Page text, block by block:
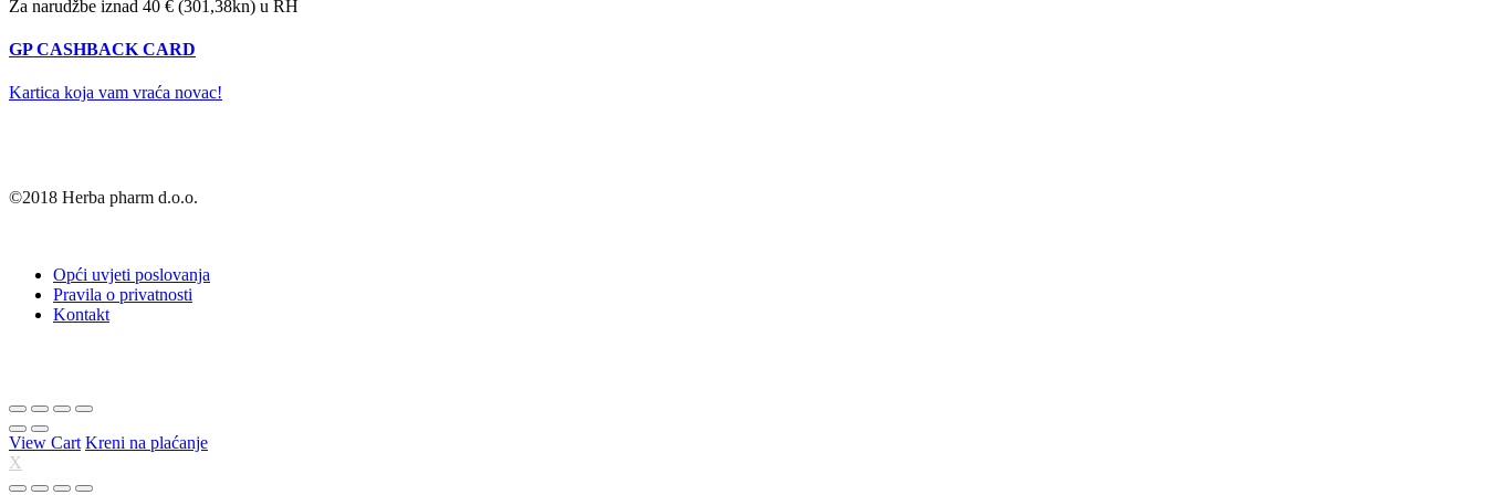
Za narudžbe iznad 40 € (301,38kn) u RH
GP CASHBACK CARD
Kartica koja vam vraća novac!
©2018 Herba pharm d.o.o.
Opći uvjeti poslovanja
Pravila o privatnosti
Kontakt
View Cart Kreni na plaćanje
X